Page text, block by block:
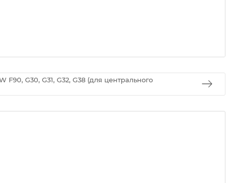
G30, G31, G32, G38 (для центрального